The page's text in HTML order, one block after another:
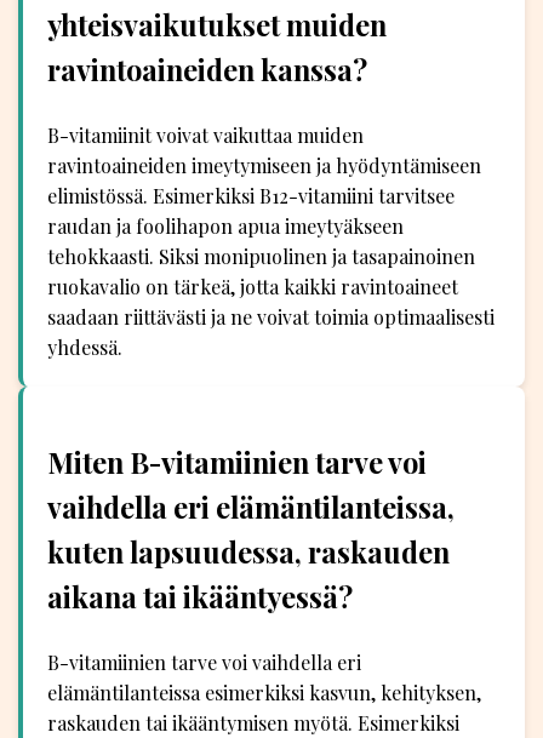
yhteisvaikutukset muiden
ravintoaineiden kanssa?
B-vitamiinit voivat vaikuttaa muiden
ravintoaineiden imeytymiseen ja hyödyntämiseen
elimistössä. Esimerkiksi B12-vitamiini tarvitsee
raudan ja foolihapon apua imeytyäkseen
tehokkaasti. Siksi monipuolinen ja tasapainoinen
ruokavalio on tärkeä, jotta kaikki ravintoaineet
saadaan riittävästi ja ne voivat toimia optimaalisesti
yhdessä.
Miten B-vitamiinien tarve voi
vaihdella eri elämäntilanteissa,
kuten lapsuudessa, raskauden
aikana tai ikääntyessä?
B-vitamiinien tarve voi vaihdella eri
elämäntilanteissa esimerkiksi kasvun, kehityksen,
raskauden tai ikääntymisen myötä. Esimerkiksi